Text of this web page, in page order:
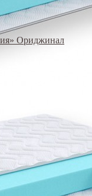
Ориджинал